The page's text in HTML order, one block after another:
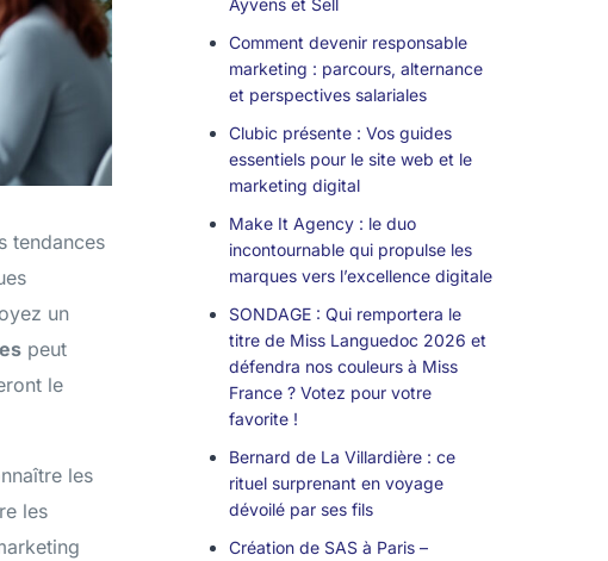
tendances
un
peut
le
les
les
Ayvens et Sell
Comment devenir responsable
marketing : parcours, alternance
et perspectives salariales
Clubic présente : Vos guides
essentiels pour le site web et le
marketing digital
Make It Agency : le duo
incontournable qui propulse les
marques vers l’excellence digitale
SONDAGE : Qui remportera le
titre de Miss Languedoc 2026 et
défendra nos couleurs à Miss
France ? Votez pour votre
favorite !
Bernard de La Villardière : ce
rituel surprenant en voyage
dévoilé par ses fils
Création de SAS à Paris –